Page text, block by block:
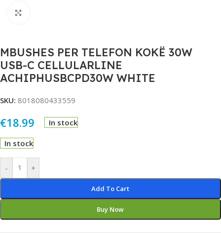
MBUSHES PER TELEFON KOKË 30W
USB-C CELLULARLINE
ACHIPHUSBCPD30W WHITE
SKU: 8018080433559
€18.99 In stock
In stock
- +
Add To Cart
Buy Now
Alternative: